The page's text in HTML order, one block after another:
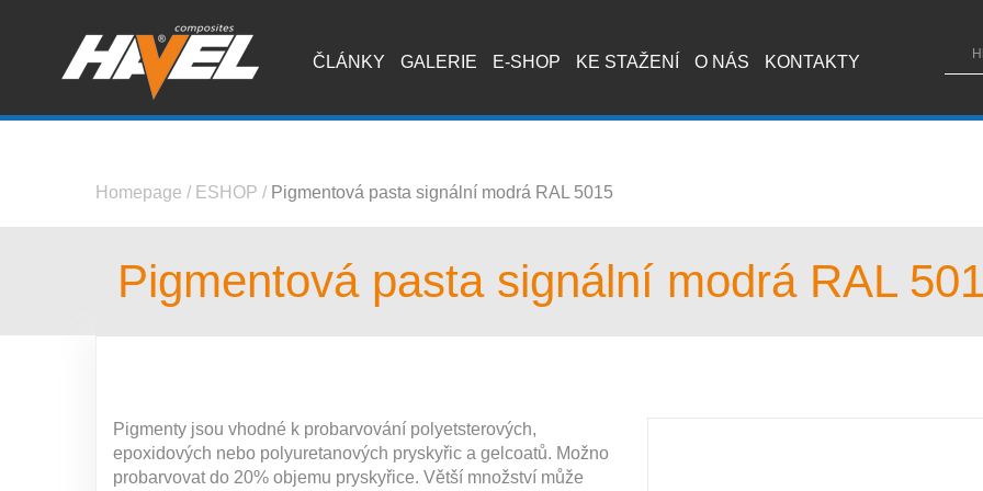
ČLÁNKY GALERIE E-SHOP KE STAŽENÍ O NÁS KONTAKTY
Homepage / ESHOP / Pigmentová pasta signální modrá RAL 5015
Pigmentová pasta signální modrá RAL
Pigmenty jsou vhodné k probarvování polyetsterových,
epoxidových nebo polyuretanových pryskyřic a gelcoatů. Možno
probarvovat do 20% objemu pryskyřice. Větší množství může